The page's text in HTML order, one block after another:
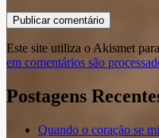
Este site utiliza o Akismet
em comentários são
Postagens
Quando o coração se